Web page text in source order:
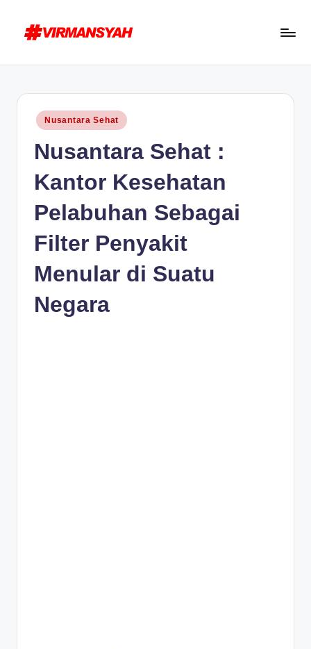
M
Blogging
for
Posted
in
Nusantara Sehat
Nusantara Sehat :
Kantor Kesehatan
Pelabuhan Sebagai
Filter Penyakit
Menular di Suatu
Negara